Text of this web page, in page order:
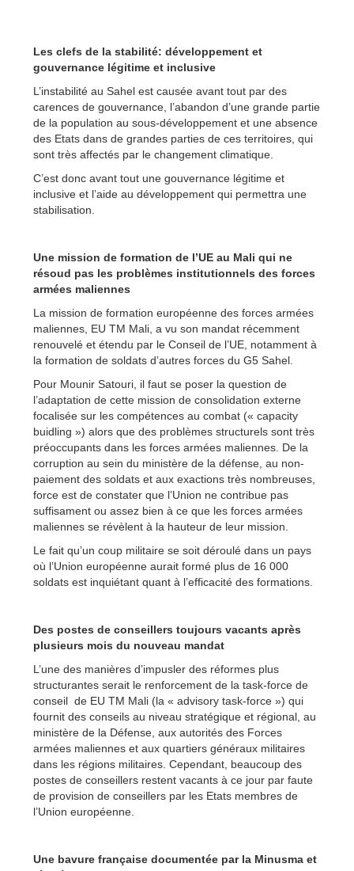
Les clefs de la stabilité: développement et
gouvernance légitime et inclusive
L’instabilité au Sahel est causée avant tout par des
carences de gouvernance, l’abandon d’une grande partie
de la population au sous-développement et une absence
des Etats dans de grandes parties de ces territoires, qui
sont très affectés par le changement climatique.
C’est donc avant tout une gouvernance légitime et
inclusive et l’aide au développement qui permettra une
stabilisation.
Une mission de formation de l’UE au Mali qui ne
résoud pas les problèmes institutionnels des forces
armées maliennes
La mission de formation européenne des forces armées
maliennes, EU TM Mali, a vu son mandat récemment
renouvelé et étendu par le Conseil de l’UE, notamment à
la formation de soldats d’autres forces du G5 Sahel.
Pour Mounir Satouri, il faut se poser la question de
l’adaptation de cette mission de consolidation externe
focalisée sur les compétences au combat (« capacity
buidling ») alors que des problèmes structurels sont très
préoccupants dans les forces armées maliennes. De la
corruption au sein du ministère de la défense, au non-
paiement des soldats et aux exactions très nombreuses,
force est de constater que l’Union ne contribue pas
suffisament ou assez bien à ce que les forces armées
maliennes se révèlent à la hauteur de leur mission.
Le fait qu’un coup militaire se soit déroulé dans un pays
où l’Union européenne aurait formé plus de 16 000
soldats est inquiétant quant à l’efficacité des formations.
Des postes de conseillers toujours vacants après
plusieurs mois du nouveau mandat
L’une des manières d’impusler des réformes plus
structurantes serait le renforcement de la task-force de
conseil de EU TM Mali (la « advisory task-force ») qui
fournit des conseils au niveau stratégique et régional, au
ministère de la Défense, aux autorités des Forces
armées maliennes et aux quartiers généraux militaires
dans les régions militaires. Cependant, beaucoup des
postes de conseillers restent vacants à ce jour par faute
de provision de conseillers par les Etats membres de
l’Union européenne.
Une bavure française documentée par la Minusma et